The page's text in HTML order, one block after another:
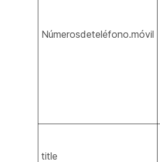
Númerosdeteléfono.móvil
title